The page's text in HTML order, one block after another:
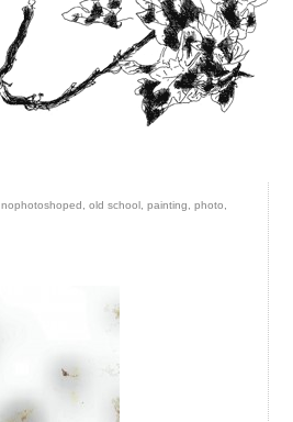
nophotoshoped old school painting photo